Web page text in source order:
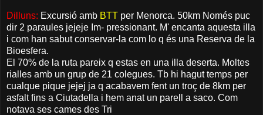
Dilluns: Excursió amb BTT per Menorca. 50km Només puc
dir 2 paraules jejeje Im- pressionant. M' encanta aquesta illa
i com han sabut conservar-la com lo q és una Reserva de la
Bioesfera.
El 70% de la ruta pareix q estas en una illa deserta. Moltes
rialles amb un grup de 21 colegues. Tb hi hagut temps per
cualque pique jejej ja q acabavem fent un troç de 8km per
asfalt fins a Ciutadella i hem anat un parell a saco. Com
notava ses cames des Tri